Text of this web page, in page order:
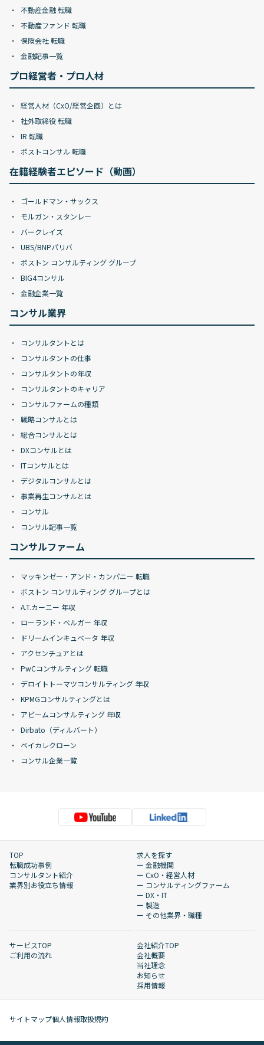
不動産金融 転職
不動産ファンド 転職
保険会社 転職
金融記事一覧
プロ経営者・プロ人材
経営人材（CxO/経営企画）とは
社外取締役 転職
IR 転職
ポストコンサル 転職
在籍経験者エピソード（動画）
ゴールドマン・サックス
モルガン・スタンレー
バークレイズ
UBS/BNPパリバ
ボストン コンサルティング グループ
BIG4コンサル
金融企業一覧
コンサル業界
コンサルタントとは
コンサルタントの仕事
コンサルタントの年収
コンサルタントのキャリア
コンサルファームの種類
戦略コンサルとは
総合コンサルとは
DXコンサルとは
ITコンサルとは
デジタルコンサルとは
事業再生コンサルとは
コンサル
コンサル記事一覧
コンサルファーム
マッキンゼー・アンド・カンパニー 転職
ボストン コンサルティング グループとは
A.T.カーニー 年収
ローランド・ベルガー 年収
ドリームインキュベータ 年収
アクセンチュアとは
PwCコンサルティング 転職
デロイトトーマツコンサルティング 年収
KPMGコンサルティングとは
アビームコンサルティング 年収
Dirbato（ディルバート）
ベイカレクローン
コンサル企業一覧
TOP
転職成功事例
コンサルタント紹介
業界別お役立ち情報
求人を探す
ー 金融機関
ー CxO・経営人材
ー コンサルティングファーム
ー DX・IT
ー 製造
ー その他業界・職種
サービスTOP
ご利用の流れ
会社紹介TOP
会社概要
当社理念
お知らせ
採用情報
サイトマップ個人情報取扱規約